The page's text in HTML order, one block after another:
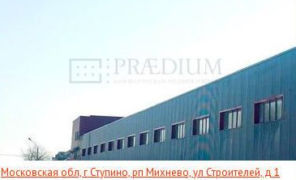
Московская обл, г Ступино, рп Михнево, ул Строителей, д 1